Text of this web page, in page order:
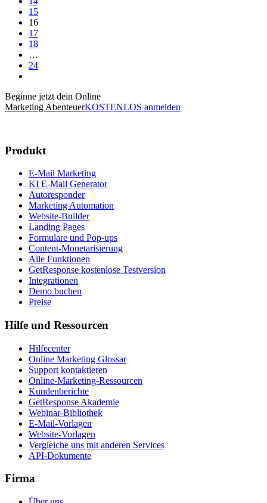
15
16
17
18
…
24
Beginne jetzt dein Online
Marketing AbenteuerKOSTENLOS anmelden
Produkt
E-Mail Marketing
KI E-Mail Generator
Autoresponder
Marketing Automation
Website-Builder
Landing Pages
Formulare und Pop-ups
Content-Monetarisierung
Alle Funktionen
GetResponse kostenlose Testversion
Integrationen
Demo buchen
Preise
Hilfe und Ressourcen
Hilfecenter
Online Marketing Glossar
Support kontaktieren
Online-Marketing-Ressourcen
Kundenberichte
GetResponse Akademie
Webinar-Bibliothek
E-Mail-Vorlagen
Website-Vorlagen
Vergleiche uns mit anderen Services
API-Dokumente
Firma